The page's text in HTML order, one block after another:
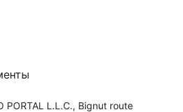
L.L.C., Bignut route